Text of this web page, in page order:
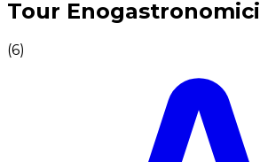
Tour Enogastronomici
(6)